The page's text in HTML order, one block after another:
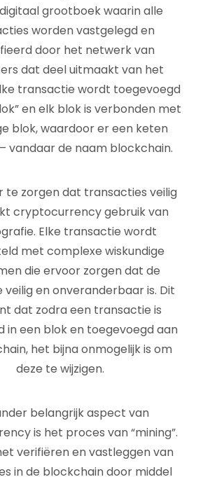
grootboek waarin alle
worden vastgelegd en
door het netwerk van
dat deel uitmaakt van het
transactie wordt toegevoegd
en elk blok is verbonden met
blok, waardoor er een keten
vandaar de naam blockchain.
te zorgen dat transacties veilig
cryptocurrency gebruik van
Elke transactie wordt
met complexe wiskundige
die ervoor zorgen dat de
en onveranderbaar is. Dit
dat zodra een transactie is
in een blok en toegevoegd aan
het bijna onmogelijk is om
deze te wijzigen.
belangrijk aspect van
is het proces van “mining”.
verifiëren en vastleggen van
in de blockchain door middel